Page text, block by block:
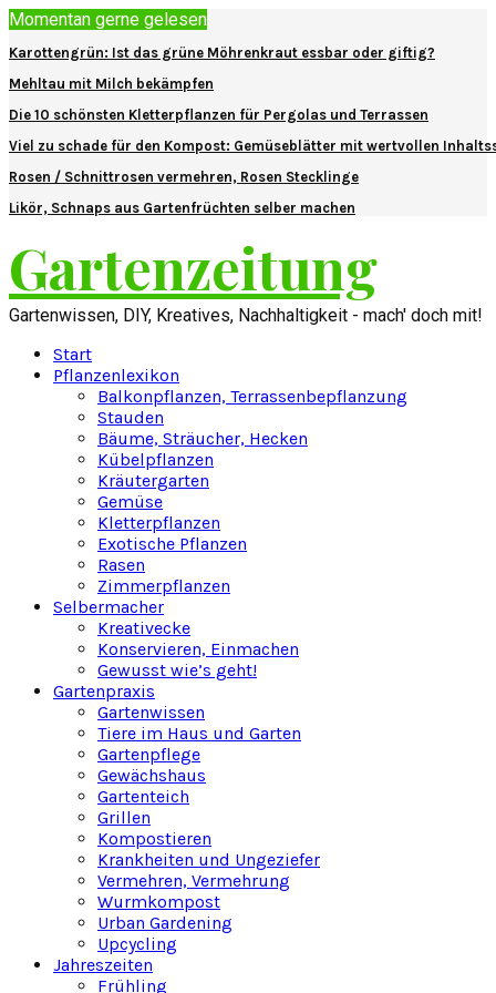
Momentan gerne gelesen
Karottengrün: Ist das grüne Möhrenkraut essbar oder giftig?
Mehltau mit Milch bekämpfen
Die 10 schönsten Kletterpflanzen für Pergolas und Terrassen
Viel zu schade für den Kompost: Gemüseblätter mit wertvollen
Rosen / Schnittrosen vermehren, Rosen Stecklinge
Likör, Schnaps aus Gartenfrüchten selber machen
Gartenzeitung
Gartenwissen, DIY, Kreatives, Nachhaltigkeit - mach' doch mit!
Start
Pflanzenlexikon
Balkonpflanzen, Terrassenbepflanzung
Stauden
Bäume, Sträucher, Hecken
Kübelpflanzen
Kräutergarten
Gemüse
Kletterpflanzen
Exotische Pflanzen
Rasen
Zimmerpflanzen
Selbermacher
Kreativecke
Konservieren, Einmachen
Gewusst wie’s geht!
Gartenpraxis
Gartenwissen
Tiere im Haus und Garten
Gartenpflege
Gewächshaus
Gartenteich
Grillen
Kompostieren
Krankheiten und Ungeziefer
Vermehren, Vermehrung
Wurmkompost
Urban Gardening
Upcycling
Jahreszeiten
Frühling